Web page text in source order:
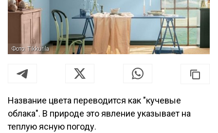
Фото: Tikkurila
Название цвета переводится как "кучевые
облака". В природе это явление указывает на
теплую ясную погоду.